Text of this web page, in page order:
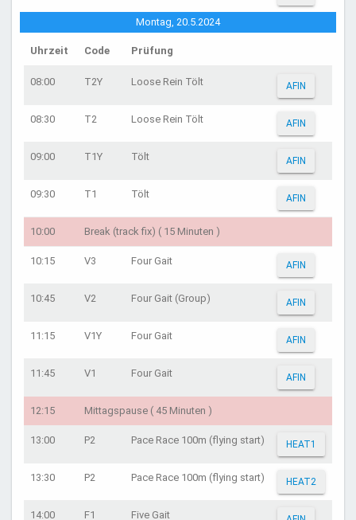
Montag, 20.5.2024
Uhrzeit Code Prüfung
08:00 T2Y Loose Rein Tölt AFIN
08:30 T2 Loose Rein Tölt AFIN
09:00 T1Y Tölt AFIN
09:30 T1 Tölt AFIN
10:00 Break (track fix) ( 15 Minuten )
10:15 V3 Four Gait AFIN
10:45 V2 Four Gait (Group) AFIN
11:15 V1Y Four Gait AFIN
11:45 V1 Four Gait AFIN
12:15 Mittagspause ( 45 Minuten )
13:00 P2 Pace Race 100m (flying start) HEAT1
13:30 P2 Pace Race 100m (flying start) HEAT2
14:00 F1 Five Gait